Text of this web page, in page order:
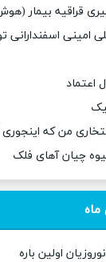
قراقیه بیمار
امینی
اعتماد
من که اینجوری
چیان آهای فلک
ماه
اولین باره